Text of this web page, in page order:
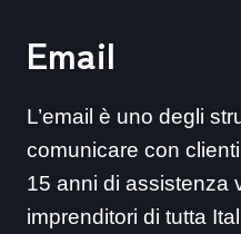
Email
L’email è uno degli
comunicare con
15 anni di assistenza
imprenditori di tutta